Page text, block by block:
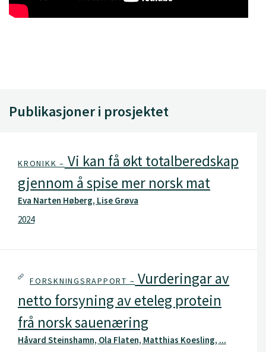
Publikasjoner i prosjektet
KRONIKK – Vi kan få økt totalberedskap
gjennom å spise mer norsk mat
Eva Narten Høberg, Lise Grøva
2024
FORSKNINGSRAPPORT – Vurderingar av
netto forsyning av eteleg protein
frå norsk sauenæring
Håvard Steinshamn, Ola Flaten, Matthias Koesling, ...